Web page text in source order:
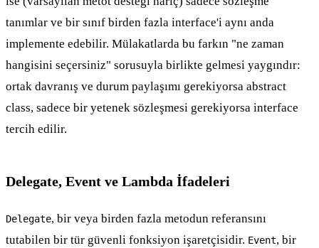
tanımlar ve bir sınıf birden fazla interface'i aynı anda
implemente edebilir. Mülakatlarda bu farkın "ne zaman
hangisini seçersiniz" sorusuyla birlikte gelmesi yaygındır:
ortak davranış ve durum paylaşımı gerekiyorsa abstract
class, sadece bir yetenek sözleşmesi gerekiyorsa interface
tercih edilir.
Delegate, Event ve Lambda İfadeleri
Delegate, bir veya birden fazla metodun referansını
tutabilen bir tür güvenli fonksiyon işaretçisidir. Event, bir